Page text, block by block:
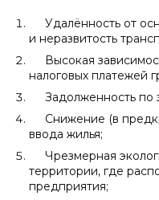
Удалённость от
и неразвитость
Высокая
налоговых платежей
Задолженность по
Снижение (в
ввода жилья;
Чрезмерная
территории, где
предприятия;